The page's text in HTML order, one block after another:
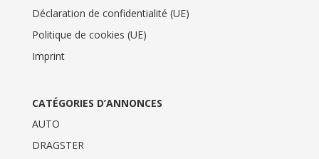
Déclaration de confidentialité (UE)
Politique de cookies (UE)
Imprint
CATÉGORIES D’ANNONCES
AUTO
DRAGSTER